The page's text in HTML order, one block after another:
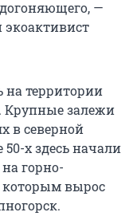
—
на территории
Крупные залежи
в северной
50-х здесь начали
горно-
которым вырос